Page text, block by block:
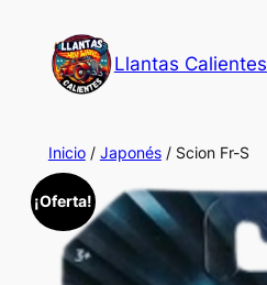
contenido
Llantas Calientes
Inicio/ Japonés/ Scion Fr-S
¡Oferta!